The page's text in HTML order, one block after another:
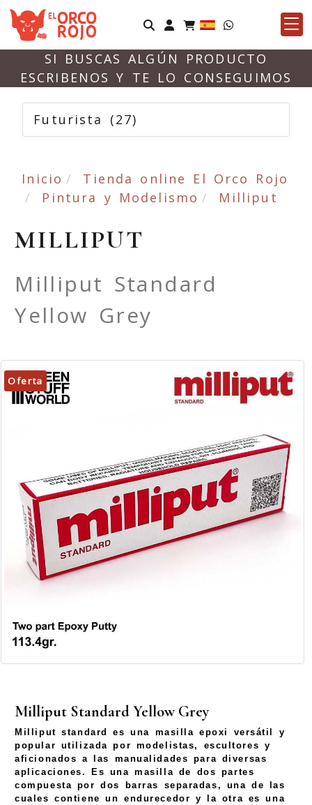
Identifícate
SI BUSCAS ALGÚN PRODUCTO
ESCRIBENOS Y TE LO CONSEGUIMOS
Futurista (27)
Inicio
Tienda online El Orco Rojo
Pintura y Modelismo
Milliput
MILLIPUT
Milliput Standard
Yellow Grey
Oferta
Milliput Standard Yellow Grey
Milliput standard es una masilla epoxi versátil y
popular utilizada por modelistas, escultores y
aficionados a las manualidades para diversas
aplicaciones. Es una masilla de dos partes
compuesta por dos barras separadas, una de las
cuales contiene un endurecedor y la otra es una